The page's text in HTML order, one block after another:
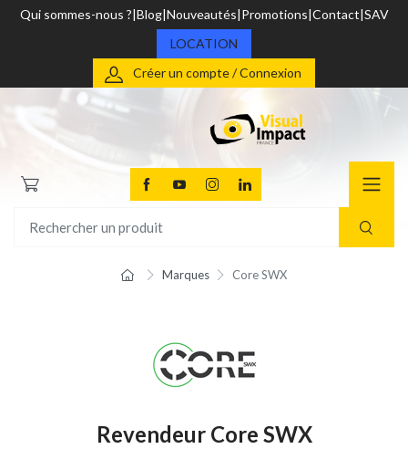
Qui sommes-nous ? Blog Nouveautés Promotions Contact SAV
LOCATION
Créer un compte / Connexion
Marques Core SWX
Revendeur Core SWX